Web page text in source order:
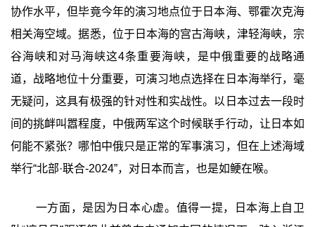
协作水平，但毕竟今年的演习地点位于日本海、鄂霍次克海
相关海空域。据悉，位于日本海的宫古海峡，津轻海峡，宗
谷海峡和对马海峡这4条重要海峡，是中俄重要的战略通
道，战略地位十分重要，可演习地点选择在日本海举行，毫
无疑问，这具有极强的针对性和实战性。以日本过去一段时
间的挑衅叫嚣程度，中俄两军这个时候联手行动，让日本如
何能不紧张？哪怕中俄只是正常的军事演习，但在上述海域
举行“北部·联合-2024”，对日本而言，也是如鲠在喉。
一方面，是因为日本心虚。值得一提，日本海上自卫